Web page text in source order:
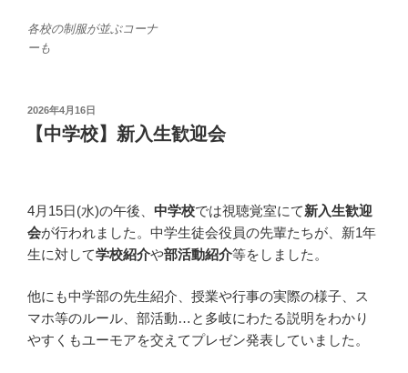
各校の制服が並ぶコーナ
ーも
投
日:
2026年4月16日
【中学校】新入生歓迎会
4月15日(水)の午後、 中学校では視聴覚室にて新入生歓迎
会が行われました。中学生徒会役員の先輩たちが、新1年
生に対して学校紹介や部活動紹介等をしました。
他にも中学部の先生紹介、授業や行事の実際の様子、ス
マホ等のルール、部活動…と多岐にわたる説明をわかり
やすくもユーモアを交えてプレゼン発表していました。